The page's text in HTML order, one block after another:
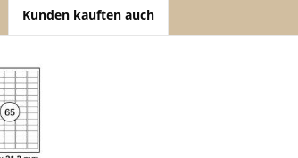
Kunden kauften auch